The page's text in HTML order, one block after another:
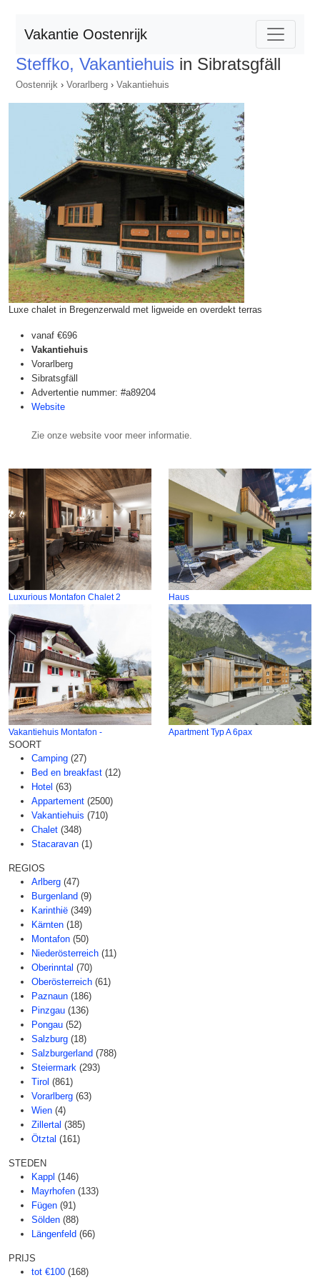
Vakantie Oostenrijk
Steffko, Vakantiehuis in Sibratsgfäll
Oostenrijk › Vorarlberg › Vakantiehuis
Luxe chalet in Bregenzerwald met ligweide en overdekt terras
vanaf €696
Vakantiehuis
Vorarlberg
Sibratsgfäll
Advertentie nummer: #a89204
Website
Zie onze website voor meer informatie.
Luxurious Montafon Chalet 2 Haus
Vakantiehuis Montafon - Apartment Typ A 6pax
SOORT
Camping (27)
Bed en breakfast (12)
Hotel (63)
Appartement (2500)
Vakantiehuis (710)
Chalet (348)
Stacaravan (1)
REGIOS
Arlberg (47)
Burgenland (9)
Karinthië (349)
Kärnten (18)
Montafon (50)
Niederösterreich (11)
Oberinntal (70)
Oberösterreich (61)
Paznaun (186)
Pinzgau (136)
Pongau (52)
Salzburg (18)
Salzburgerland (788)
Steiermark (293)
Tirol (861)
Vorarlberg (63)
Wien (4)
Zillertal (385)
Ötztal (161)
STEDEN
Kappl (146)
Mayrhofen (133)
Fügen (91)
Sölden (88)
Längenfeld (66)
PRIJS
tot €100 (168)